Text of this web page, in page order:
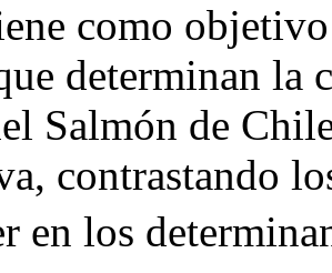
como
determinan
Salmón de
contrastando
en los